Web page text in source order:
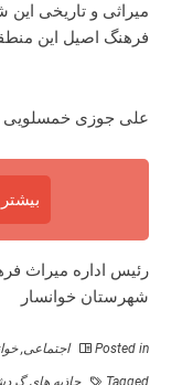
میراثی و تاریخی
فرهنگ اصیل این
علی جوزی خمسلویی
رئیس اداره میراث
شهرستان خوانسار
Posted in اجتماعی,